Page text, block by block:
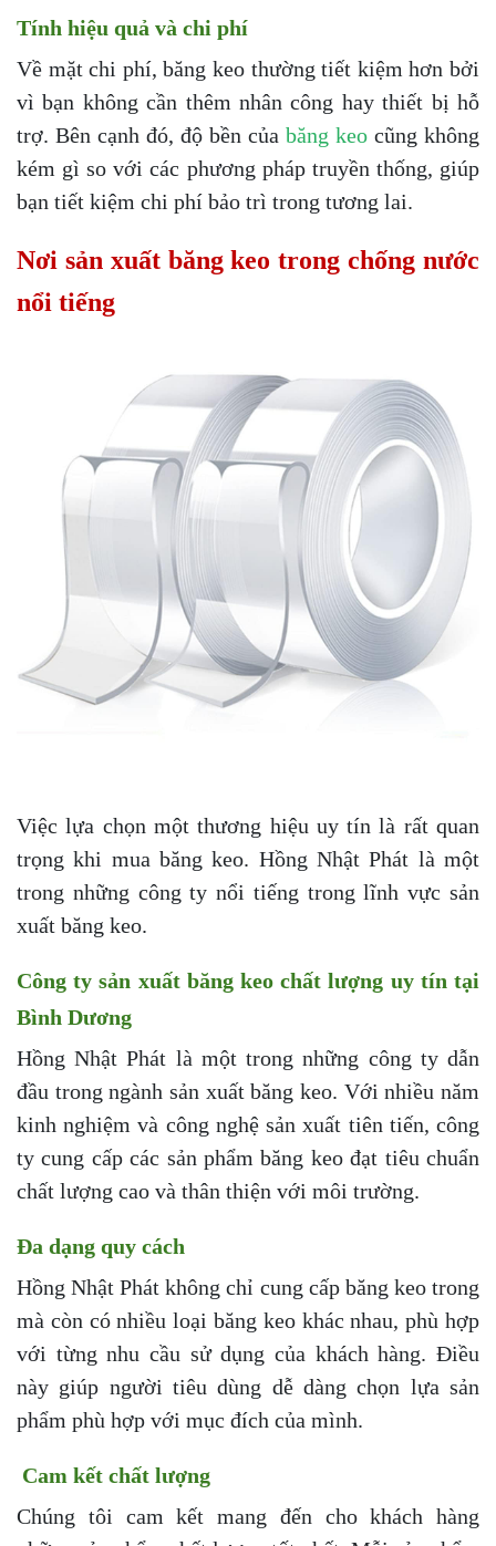
Tính hiệu quả và chi phí
Về mặt chi phí, băng keo thường tiết kiệm hơn bởi
vì bạn không cần thêm nhân công hay thiết bị hỗ
trợ. Bên cạnh đó, độ bền của băng keo cũng không
kém gì so với các phương pháp truyền thống, giúp
bạn tiết kiệm chi phí bảo trì trong tương lai.
Nơi sản xuất băng keo trong chống nước
nổi tiếng
Việc lựa chọn một thương hiệu uy tín là rất quan
trọng khi mua băng keo. Hồng Nhật Phát là một
trong những công ty nổi tiếng trong lĩnh vực sản
xuất băng keo.
Công ty sản xuất băng keo chất lượng uy tín tại
Bình Dương
Hồng Nhật Phát là một trong những công ty dẫn
đầu trong ngành sản xuất băng keo. Với nhiều năm
kinh nghiệm và công nghệ sản xuất tiên tiến, công
ty cung cấp các sản phẩm băng keo đạt tiêu chuẩn
chất lượng cao và thân thiện với môi trường.
Đa dạng quy cách
Hồng Nhật Phát không chỉ cung cấp băng keo trong
mà còn có nhiều loại băng keo khác nhau, phù hợp
với từng nhu cầu sử dụng của khách hàng. Điều
này giúp người tiêu dùng dễ dàng chọn lựa sản
phẩm phù hợp với mục đích của mình.
Cam kết chất lượng
Chúng tôi cam kết mang đến cho khách hàng